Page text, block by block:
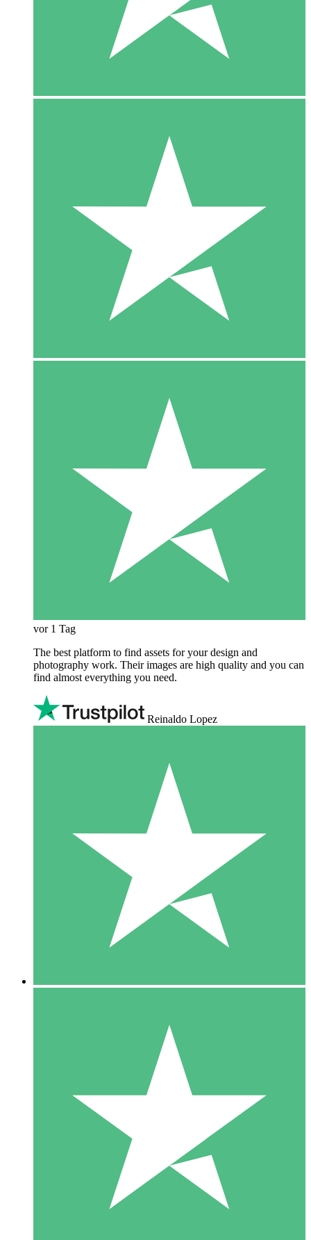
vor 1 Tag
The best platform to find assets for your design and
photography work. Their images are high quality and you can
find almost everything you need.
Reinaldo Lopez